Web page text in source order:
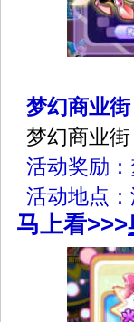
梦幻商业街
梦幻商业街
活动奖励
活动地点：
马上看>>>